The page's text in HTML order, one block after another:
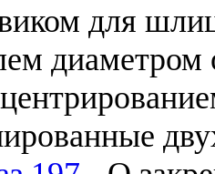
для
диаметром